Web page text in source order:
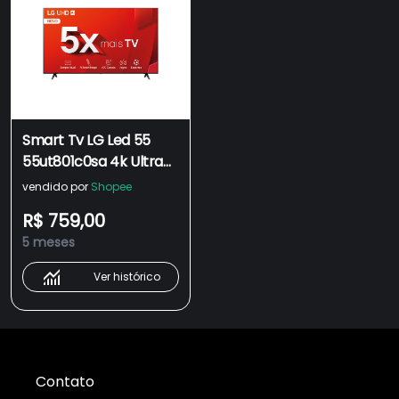
Smart Tv LG Led 55
55ut801c0sa 4k Ultra
Hd Thinq Ai Webos 24
vendido por Shopee
R$ 759,00
5 meses
Ver histórico
Contato